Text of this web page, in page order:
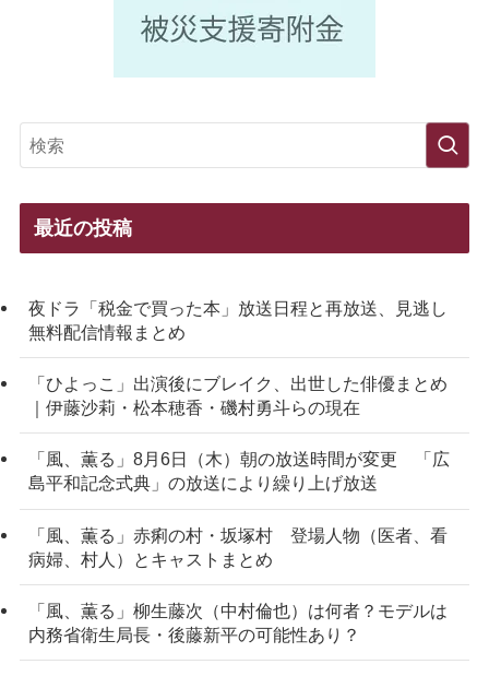
最近の投稿
夜ドラ「税金で買った本」放送日程と再放送、見逃し
無料配信情報まとめ
「ひよっこ」出演後にブレイク、出世した俳優まとめ
｜伊藤沙莉・松本穂香・磯村勇斗らの現在
「風、薫る」8月6日（木）朝の放送時間が変更 「広
島平和記念式典」の放送により繰り上げ放送
「風、薫る」赤痢の村・坂塚村 登場人物（医者、看
病婦、村人）とキャストまとめ
「風、薫る」柳生藤次（中村倫也）は何者？モデルは
内務省衛生局長・後藤新平の可能性あり？